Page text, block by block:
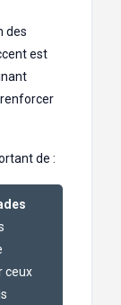
des
est
de :
ceux